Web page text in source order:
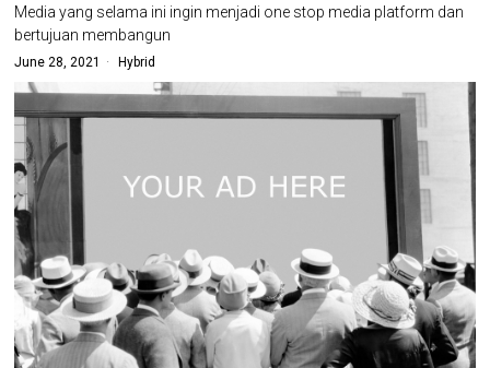
Media yang selama ini ingin menjadi one stop media platform dan
bertujuan membangun
June 28, 2021 Hybrid